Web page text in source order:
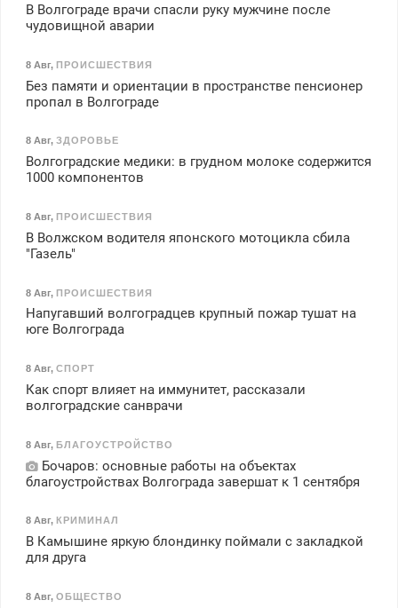
В Волгограде врачи спасли руку мужчине после
чудовищной аварии
8 Авг, ПРОИСШЕСТВИЯ
Без памяти и ориентации в пространстве пенсионер
пропал в Волгограде
8 Авг, ЗДОРОВЬЕ
Волгоградские медики: в грудном молоке содержится
1000 компонентов
8 Авг, ПРОИСШЕСТВИЯ
В Волжском водителя японского мотоцикла сбила
"Газель"
8 Авг, ПРОИСШЕСТВИЯ
Напугавший волгоградцев крупный пожар тушат на
юге Волгограда
8 Авг, СПОРТ
Как спорт влияет на иммунитет, рассказали
волгоградские санврачи
8 Авг, БЛАГОУСТРОЙСТВО
Бочаров: основные работы на объектах
благоустройствах Волгограда завершат к 1 сентября
8 Авг, КРИМИНАЛ
В Камышине яркую блондинку поймали с закладкой
для друга
8 Авг, ОБЩЕСТВО